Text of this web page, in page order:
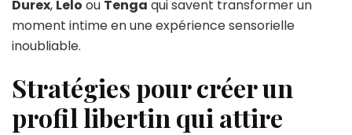
Durex, Lelo ou Tenga qui savent transformer un
moment intime en une expérience sensorielle
inoubliable.
Stratégies pour créer un
profil libertin qui attire